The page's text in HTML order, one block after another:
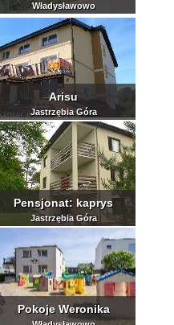
Władysławowo
Arisu
Jastrzębia Góra
Pensjonat: kaprys
Jastrzębia Góra
Pokoje Weronika